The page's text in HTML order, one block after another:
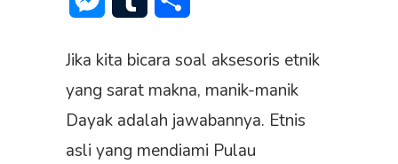
Jika kita bicara soal aksesoris etnik
yang sarat makna, manik-manik
Dayak adalah jawabannya. Etnis
asli yang mendiami Pulau